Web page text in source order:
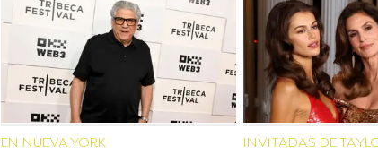
EN NUEVA YORK INVITADAS DE